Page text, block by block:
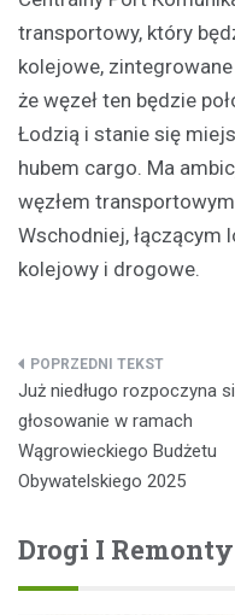
transportowy, który
kolejowe,
że węzeł ten będzie
Łodzią i stanie się
hubem cargo. Ma
węzłem
Wschodniej, łączącym
kolejowy i drogowe.
Nawigacja
wpisu
Już niedługo rozpoczyna
głosowanie w ramach
Wągrowieckiego Budżetu
Obywatelskiego 2025
Drogi I Remonty